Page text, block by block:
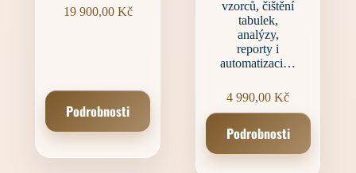
19 900,00 Kč
Podrobnosti
vzorců, čištění
tabulek,
analýzy,
reporty i
automatizaci…
4 990,00Kč
Podrobnosti